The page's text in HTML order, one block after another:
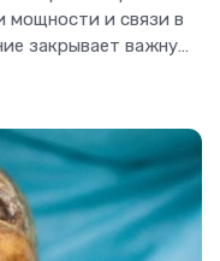
мощности и связи в
закрывает важную